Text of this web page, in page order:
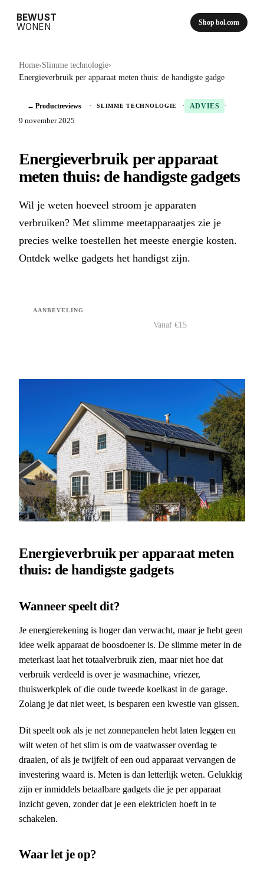
BEWUST
WONEN
Shop bol.com
Home›Slimme technologie›
Energieverbruik per apparaat meten thuis: de handigste gadge
← Productreviews · SLIMME TECHNOLOGIE · ADVIES
·
9 november 2025
Energieverbruik per apparaat
meten thuis: de handigste gadgets
Wil je weten hoeveel stroom je apparaten
verbruiken? Met slimme meetapparaatjes zie je
precies welke toestellen het meeste energie kosten.
Ontdek welke gadgets het handigst zijn.
AANBEVELING
Vanaf €15
Energieverbruik per apparaat meten
thuis: de handigste gadgets
Wanneer speelt dit?
Je energierekening is hoger dan verwacht, maar je hebt geen
idee welk apparaat de boosdoener is. De slimme meter in de
meterkast laat het totaalverbruik zien, maar niet hoe dat
verbruik verdeeld is over je wasmachine, vriezer,
thuiswerkplek of die oude tweede koelkast in de garage.
Zolang je dat niet weet, is besparen een kwestie van gissen.
Dit speelt ook als je net zonnepanelen hebt laten leggen en
wilt weten of het slim is om de vaatwasser overdag te
draaien, of als je twijfelt of een oud apparaat vervangen de
investering waard is. Meten is dan letterlijk weten. Gelukkig
zijn er inmiddels betaalbare gadgets die je per apparaat
inzicht geven, zonder dat je een elektricien hoeft in te
schakelen.
Waar let je op?